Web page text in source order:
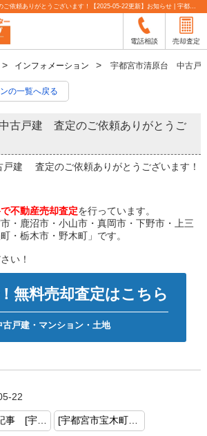
宇都宮市清原台 中古戸建 査定のご依頼ありがとうございます！【2025-05-22更新】お知らせ | 宇都宮市の不動産売却査定なら小金井不動産
電話相談 売却査定
インフォメーション 宇都宮市清原台 中古戸
の一覧へ戻る
古戸建 査定のご依頼ありがとうご
建 査定のご依頼ありがとうございます！
不動産売却査定を行っています。
・鹿沼市・小山市・真岡市・下野市・上三
・栃木市・野木町」です。
い！
無料売却査定はこちら
古戸建・マンション・土地
22
＜ 前の記事 [宇都宮市中岡本町 土地 売却査定のご依頼ありがとうございます！] [宇都宮市宝木町 中古戸建 査定のご依頼ありがとうございます！] 次の記事 ＞